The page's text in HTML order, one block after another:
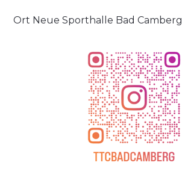
Ort Neue Sporthalle Bad Camberg